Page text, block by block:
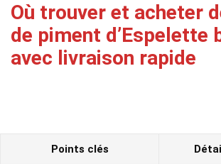
Où trouver et acheter
de piment d’Espelette
avec livraison rapide
Points clés